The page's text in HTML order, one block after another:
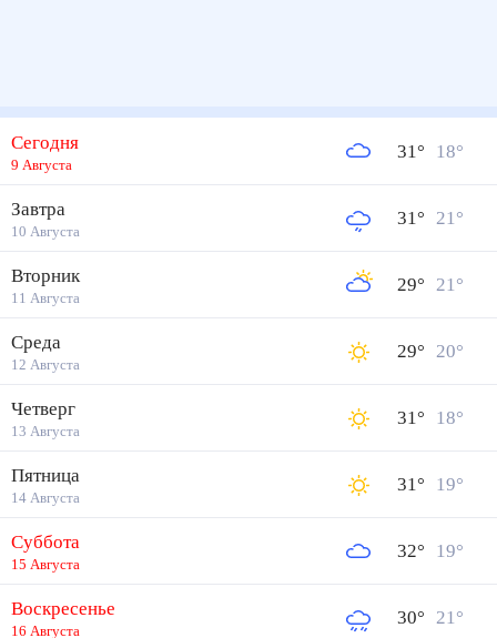
Сегодня
9 Августа
31° 18°
Завтра
10 Августа
31° 21°
Вторник
11 Августа
29° 21°
Среда
12 Августа
29° 20°
Четверг
13 Августа
31° 18°
Пятница
14 Августа
31° 19°
Суббота
15 Августа
32° 19°
Воскресенье
16 Августа
30° 21°